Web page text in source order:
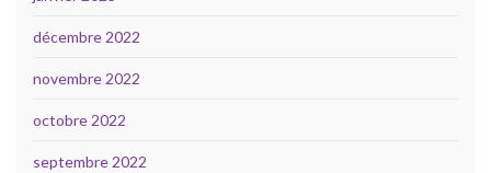
décembre 2022
novembre 2022
octobre 2022
septembre 2022